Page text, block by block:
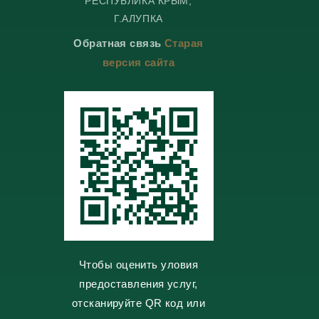
e
m
e
g
r
m
n
t
a
t
e
o
k
l
s
s
k
i
Г.АЛУПКА
Обратная связь Старая
версия сайта
Чтобы оценить уловия
предоставления услуг,
отсканируйте QR код или